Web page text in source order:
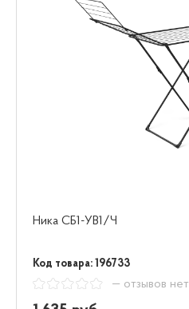
Ника СБ1-УВ1/Ч
Код товара: 196733
— отзывов нет